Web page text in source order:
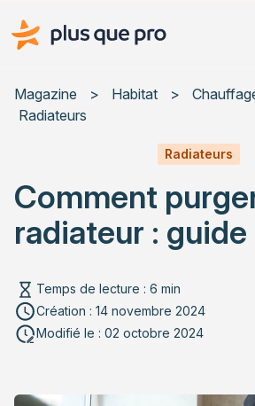
Plus que pro Mag'
Habitat
Actualités
Rechercher un article
Magazine > Habitat >
Radiateurs
Radiateurs
Comment
radiateur :
Temps de lecture : 6 min
Création : 14 novembre 2024
Modifié le : 02 octobre 2024